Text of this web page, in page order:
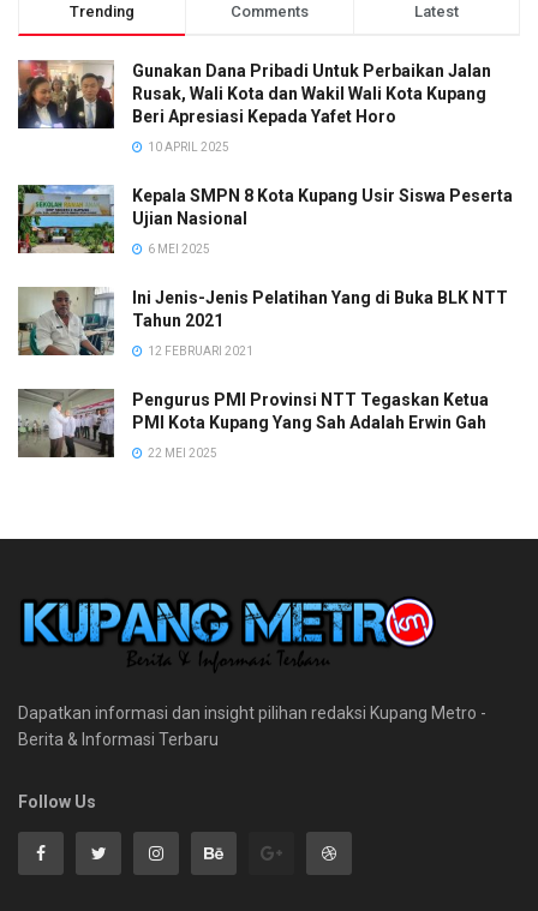
Trending Comments Latest
Gunakan Dana Pribadi Untuk Perbaikan Jalan
Rusak, Wali Kota dan Wakil Wali Kota Kupang
Beri Apresiasi Kepada Yafet Horo
10 APRIL 2025
Kepala SMPN 8 Kota Kupang Usir Siswa Peserta
Ujian Nasional
6 MEI 2025
Ini Jenis-Jenis Pelatihan Yang di Buka BLK NTT
Tahun 2021
12 FEBRUARI 2021
Pengurus PMI Provinsi NTT Tegaskan Ketua
PMI Kota Kupang Yang Sah Adalah Erwin Gah
22 MEI 2025
Dapatkan informasi dan insight pilihan redaksi Kupang Metro -
Berita & Informasi Terbaru
Follow Us